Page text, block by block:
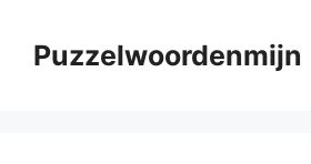
contentPuzzelwoordenmijn